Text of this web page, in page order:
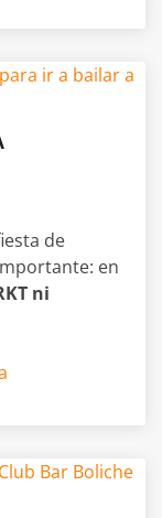
de
en
ni